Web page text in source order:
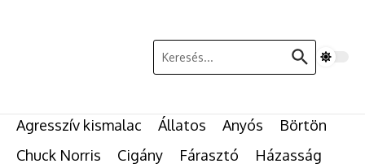
Keresés:
Agresszív kismalac Állatos Anyós
Börtön
Chuck Norris
Cigány Fárasztó
Házasság